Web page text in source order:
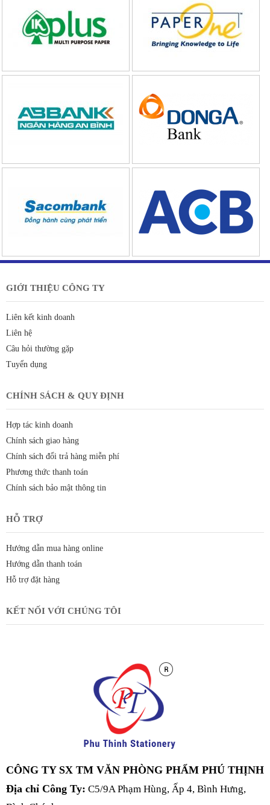
GIỚI THIỆU CÔNG TY
Liên kết kinh doanh
Liên hệ
Câu hỏi thường gặp
Tuyển dụng
CHÍNH SÁCH & QUY ĐỊNH
Hợp tác kinh doanh
Chính sách giao hàng
Chính sách đổi trả hàng miễn phí
Phương thức thanh toán
Chính sách bảo mật thông tin
HỖ TRỢ
Hướng dẫn mua hàng online
Hướng dẫn thanh toán
Hỗ trợ đặt hàng
KẾT NỐI VỚI CHÚNG TÔI
CÔNG TY SX TM VĂN PHÒNG PHẨM PHÚ THỊNH
Địa chỉ Công Ty: C5/9A Phạm Hùng, Ấp 4, Bình Hưng,